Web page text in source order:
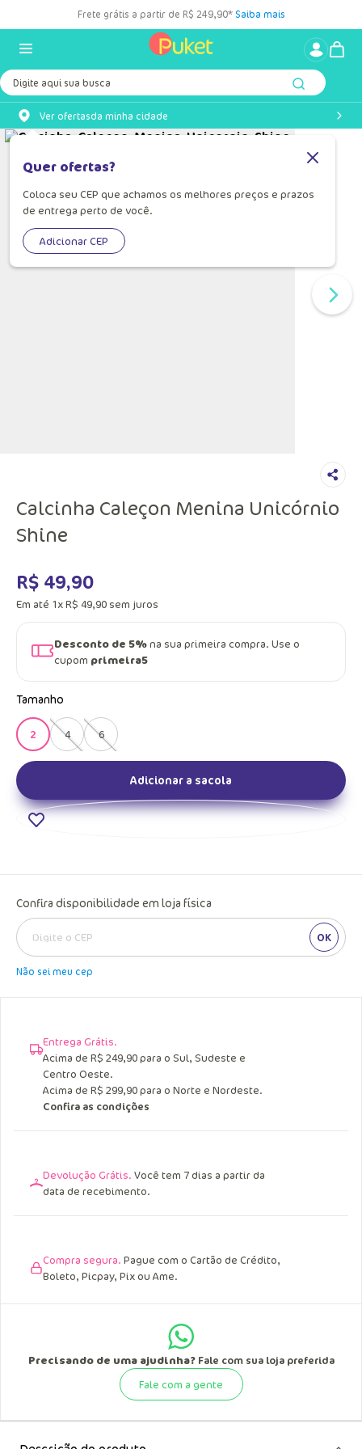
Frete grátis a partir de R$ 249,90* Saiba mais
Digite aqui sua busca
Ver ofertasda minha cidade
Quer ofertas?
Coloca seu CEP que achamos os melhores preços e prazos
de entrega perto de você.
Adicionar CEP
Calcinha Caleçon Menina Unicórnio
Shine
R$ 49,90
Em até 1xR$ 49,90 sem juros
Desconto de 5%na sua primeira compra. Use o
cupom primeira5
Tamanho
2 4 6
Adicionar a sacola
Confira disponibilidade em loja física
OK
Não sei meu cep
Entrega Grátis.
Acima de R$ 249,90 para o Sul, Sudeste e
Centro Oeste.
Acima de R$ 299,90 para o Norte e Nordeste.
Confira as condições
Devolução Grátis. Você tem 7 dias a partir da
data de recebimento.
Compra segura. Pague com o Cartão de Crédito,
Boleto, Picpay, Pix ou Ame.
Precisando de uma ajudinha?Fale com sua loja preferida
Fale com a gente